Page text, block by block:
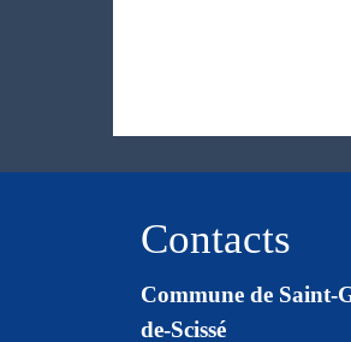
Contacts
Commune de Saint-
de-Scissé